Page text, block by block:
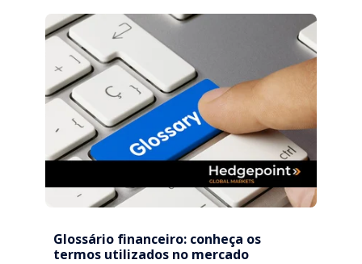
Glossário financeiro: conheça os
termos utilizados no mercado